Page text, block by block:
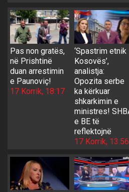
Pas non gratës,
në Prishtinë
duan arrestimin
e Paunoviç!
17 Korrik, 18:17
‘Spastrim etnik
Kosovës’,
analistja:
Opozita serbe
ka kërkuar
shkarkimin e
ministres!
e BE të
reflektojnë
17 Korrik, 13:56